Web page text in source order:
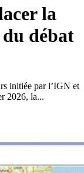
la
débat
initiée par l’IGN et
2026, la...